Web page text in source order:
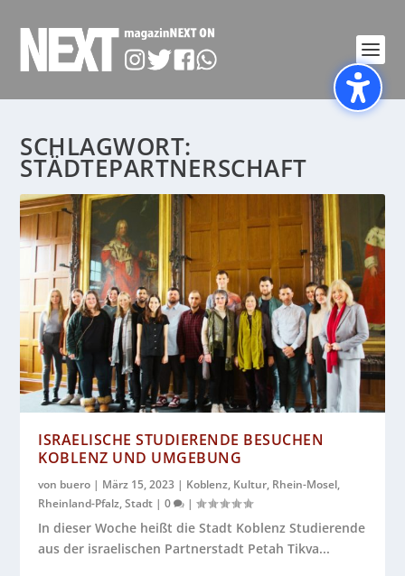
SCHLAGWORT:
STÄDTEPARTNERSCHAFT
ISRAELISCHE STUDIERENDE BESUCHEN
KOBLENZ UND UMGEBUNG
von buero | März 15, 2023 | Koblenz, Kultur, Rhein-Mosel,
Rheinland-Pfalz,Stadt |0 |
In dieser Woche heißt die Stadt Koblenz Studierende
aus der israelischen Partnerstadt Petah Tikva...